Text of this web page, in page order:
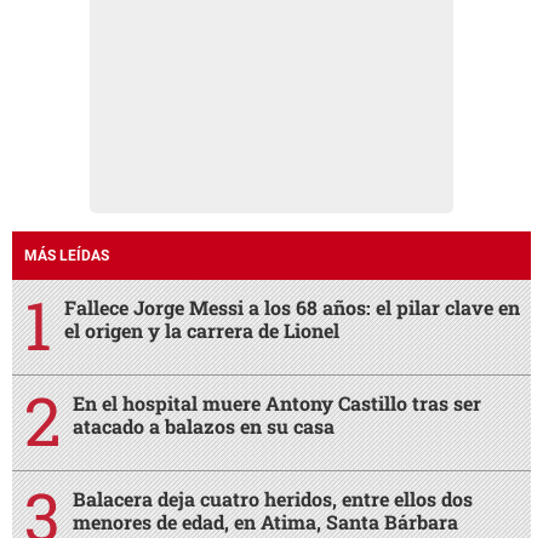
MÁS LEÍDAS
Fallece Jorge Messi a los 68 años: el pilar clave en
el origen y la carrera de Lionel
En el hospital muere Antony Castillo tras ser
atacado a balazos en su casa
Balacera deja cuatro heridos, entre ellos dos
menores de edad, en Atima, Santa Bárbara